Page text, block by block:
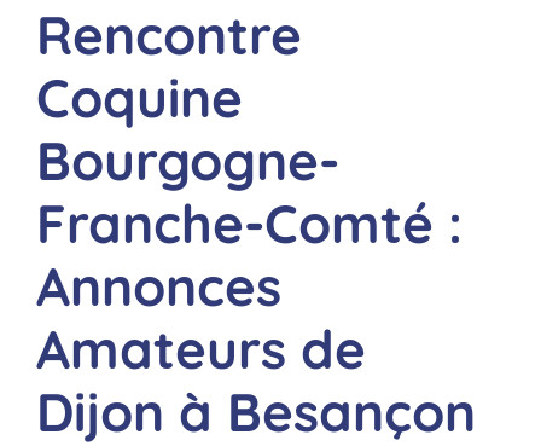
Rencontre
Coquine
Bourgogne-
Franche-Comté :
Annonces
Amateurs de
Dijon à Besançon